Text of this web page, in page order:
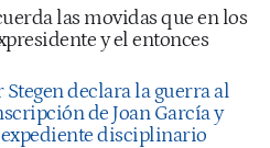
las movidas que en los
y el entonces
Stegen declara la guerra al
de Joan García y
disciplinario